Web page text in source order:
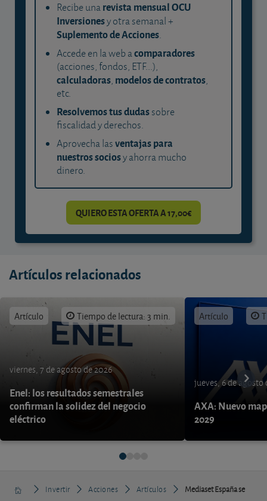
Recibe unarevista mensual OCU
Inversionesy otra semanal +
Suplemento de Acciones.
Accede en la web acomparadores
(acciones, fondos, ETF...),
calculadoras, modelos de contratos,
etc.
Resolvemos tus dudassobre
fiscalidad y derechos.
Aprovecha lasventajas para
nuestros sociosy ahorra mucho
dinero.
QUIERO ESTA OFERTA A 17,00€
Artículos relacionados
Artículo Tiempo de lectura: 3 min.
viernes, 7 de agosto de 2026
Enel: los resultados semestrales
confirman la solidez del negocio
eléctrico
Artículo
jueves, 6 de agosto
AXA: Nuevo
2029
Invertir Acciones Artículos
Mediaset España se